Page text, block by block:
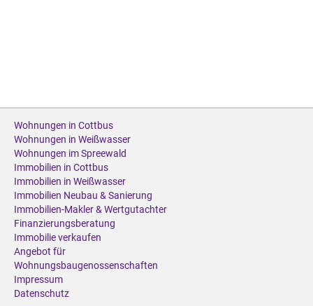
Wohnungen in Cottbus
Wohnungen in Weißwasser
Wohnungen im Spreewald
Immobilien in Cottbus
Immobilien in Weißwasser
Immobilien Neubau & Sanierung
Immobilien-Makler & Wertgutachter
Finanzierungsberatung
Immobilie verkaufen
Angebot für
Wohnungsbaugenossenschaften
Impressum
Datenschutz